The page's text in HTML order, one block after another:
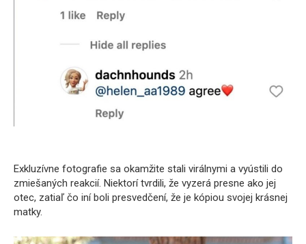
Exkluzívne fotografie sa okamžite stali virálnymi a vyústili do
zmiešaných reakcií. Niektorí tvrdili, že vyzerá presne ako jej
otec, zatiaľ čo iní boli presvedčení, že je kópiou svojej krásnej
matky.